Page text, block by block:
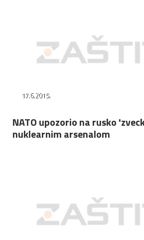
17.6.2015.
NATO upozorio na rusko
nuklearnim arsenalom